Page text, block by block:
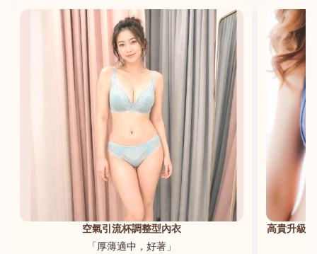
空氣引流杯調整型內衣
「厚薄適中，好著」
高貴升級
港澳中文
English